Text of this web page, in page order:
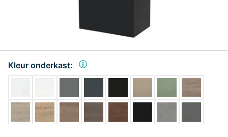
Kleur onderkast: